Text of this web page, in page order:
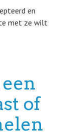
en
met ze wilt
of